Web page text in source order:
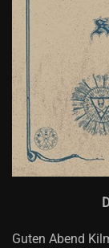
Guten Abend